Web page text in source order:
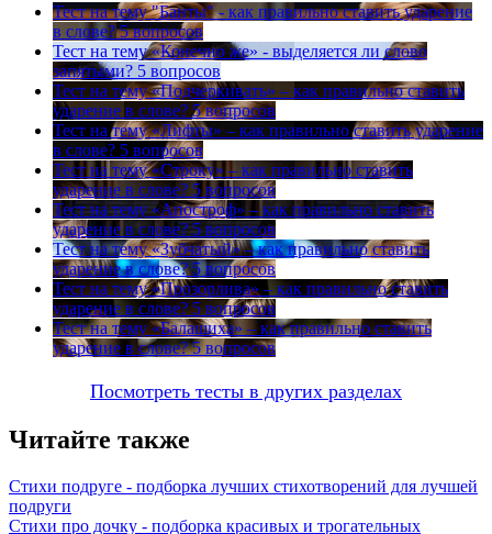
Тест на тему "Банты" - как правильно ставить ударение
в слове? 5 вопросов
Тест на тему «Конечно же» - выделяется ли слово
запятыми? 5 вопросов
Тест на тему «Подчеркивать» – как правильно ставить
ударение в слове? 5 вопросов
Тест на тему «Лифты» – как правильно ставить ударение
в слове? 5 вопросов
Тест на тему «Строку» – как правильно ставить
ударение в слове? 5 вопросов
Тест на тему «Апостроф» – как правильно ставить
ударение в слове? 5 вопросов
Тест на тему «Зубчатый» – как правильно ставить
ударение в слове? 5 вопросов
Тест на тему «Прозорлива» – как правильно ставить
ударение в слове? 5 вопросов
Тест на тему «Балашиха» – как правильно ставить
ударение в слове? 5 вопросов
Посмотреть тесты в других разделах
Читайте также
Стихи подруге - подборка лучших стихотворений для лучшей
подруги
Стихи про дочку - подборка красивых и трогательных